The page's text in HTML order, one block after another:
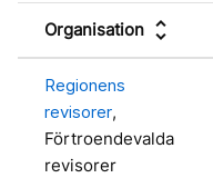
Organisation unfold_more
Regionens
revisorer,
Förtroendevalda
revisorer